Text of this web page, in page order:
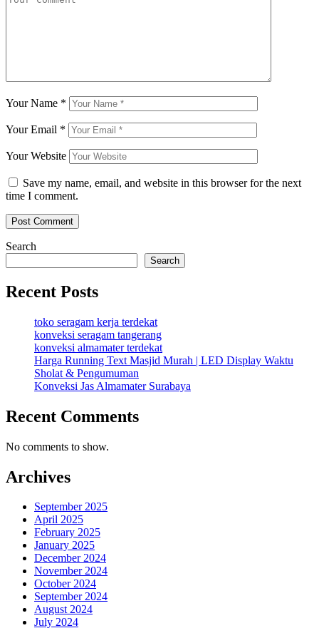
Your Name *
Your Email *
Your Website
Save my name, email, and website in this browser for the next
time I comment.
Search
Search
Recent Posts
toko seragam kerja terdekat
konveksi seragam tangerang
konveksi almamater terdekat
Harga Running Text Masjid Murah | LED Display Waktu
Sholat & Pengumuman
Konveksi Jas Almamater Surabaya
Recent Comments
No comments to show.
Archives
September 2025
April 2025
February 2025
January 2025
December 2024
November 2024
October 2024
September 2024
August 2024
July 2024